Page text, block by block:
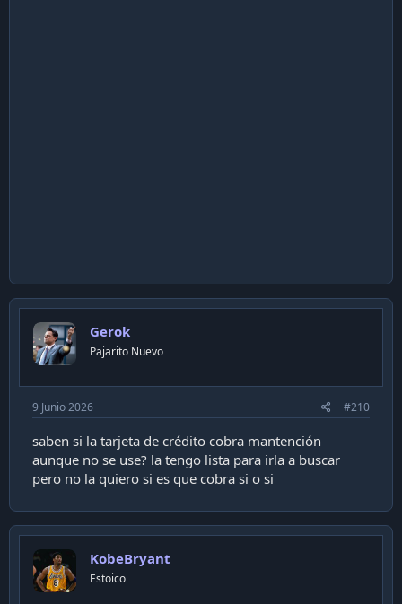
Gerok
Pajarito Nuevo
9 Junio 2026 #210
saben si la tarjeta de crédito cobra mantención
aunque no se use? la tengo lista para irla a buscar
pero no la quiero si es que cobra si o si
KobeBryant
Estoico